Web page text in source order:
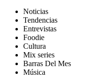
Noticias
Tendencias
Entrevistas
Foodie
Cultura
Mix series
Barras Del Mes
Música